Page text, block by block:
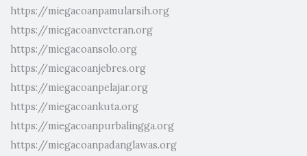
https://miegacoanpamularsih.org
https://miegacoanveteran.org
https://miegacoansolo.org
https://miegacoanjebres.org
https://miegacoanpelajar.org
https://miegacoankuta.org
https://miegacoanpurbalingga.org
https://miegacoanpadanglawas.org